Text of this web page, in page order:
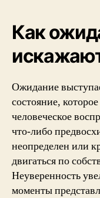
Как
Ожидание
состояние,
человеческое
что-либо
неопределен или
двигаться по
Неуверенность
моменты